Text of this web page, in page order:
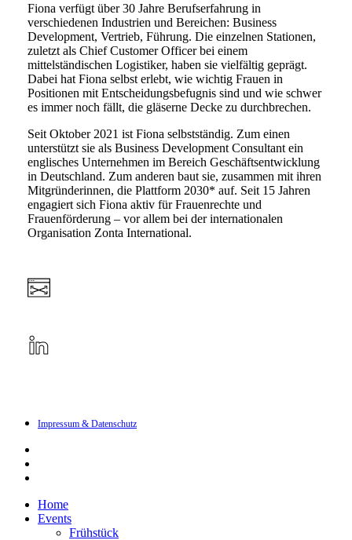
Fiona verfügt über 30 Jahre Berufserfahrung in
verschiedenen Industrien und Bereichen: Business
Development, Vertrieb, Führung. Die einzelnen Stationen,
zuletzt als Chief Customer Officer bei einem
mittelständischen Logistiker, haben sie vielfältig geprägt.
Dabei hat Fiona selbst erlebt, wie wichtig Frauen in
Positionen mit Entscheidungsbefugnis sind und wie schwer
es immer noch fällt, die gläserne Decke zu durchbrechen.
Seit Oktober 2021 ist Fiona selbstständig. Zum einen
unterstützt sie als Business Development Consultant ein
englisches Unternehmen im Bereich Geschäftsentwicklung
in Deutschland. Zum anderen baut sie, zusammen mit ihren
Mitgründerinnen, die Plattform 2030* auf. Seit 15 Jahren
engagiert sich Fiona aktiv für Frauenrechte und
Frauenförderung – vor allem bei der internationalen
Organisation Zonta International.
Impressum & Datenschutz
Close
Menu
Home
Events
Frühstück